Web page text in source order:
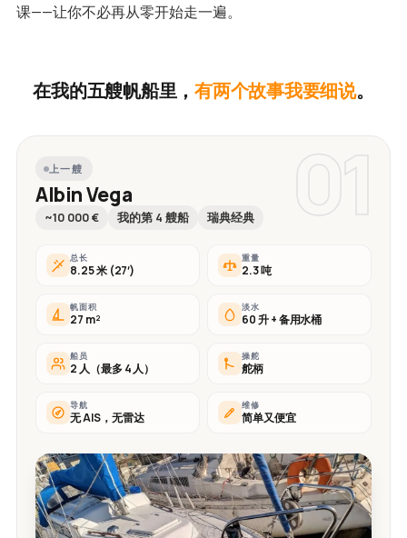
课——让你不必再从零开始走一遍。
在我的五艘帆船里，有两个故事我要细说。
01
上一艘
Albin Vega
~10 000 € 我的第 4 艘船 瑞典经典
总长
8.25 米 (27′)
重量
2.3 吨
帆面积
27 m²
淡水
60 升 + 备用水桶
船员
2 人（最多 4 人）
操舵
舵柄
导航
无 AIS，无雷达
维修
简单又便宜